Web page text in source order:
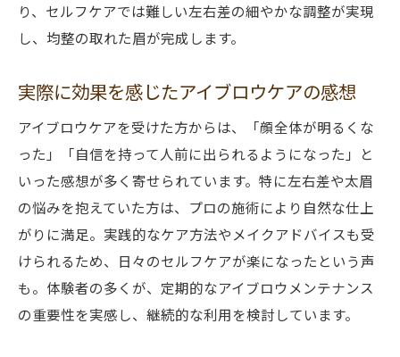
り、セルフケアでは難しい左右差の細やかな調整が実現
し、均整の取れた眉が完成します。
実際に効果を感じたアイブロウケアの感想
アイブロウケアを受けた方からは、「顔全体が明るくな
った」「自信を持って人前に出られるようになった」と
いった感想が多く寄せられています。特に左右差や太眉
の悩みを抱えていた方は、プロの施術により自然な仕上
がりに満足。実践的なケア方法やメイクアドバイスも受
けられるため、日々のセルフケアが楽になったという声
も。体験者の多くが、定期的なアイブロウメンテナンス
の重要性を実感し、継続的な利用を検討しています。